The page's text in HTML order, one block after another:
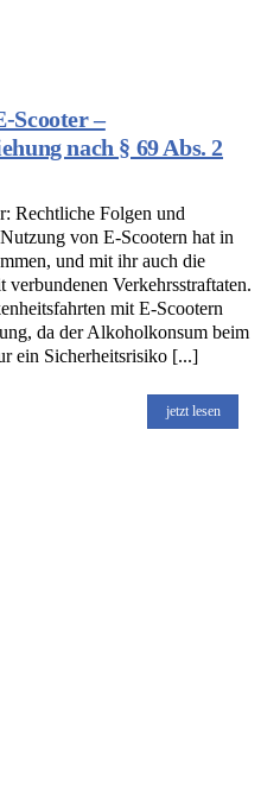
Scooter –
nach § 69 Abs. 2
Rechtliche Folgen und
von E-Scootern hat in
und mit ihr auch die
Verkehrsstraftaten.
mit E-Scootern
da der Alkoholkonsum beim
ein Sicherheitsrisiko [...]
jetzt lesen